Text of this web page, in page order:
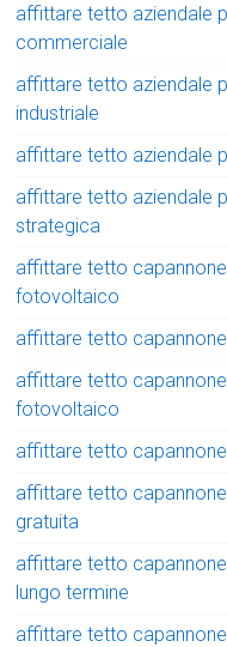
affittare tetto aziendale
commerciale
affittare tetto aziendale
industriale
affittare tetto aziendale
affittare tetto aziendale
strategica
affittare tetto
fotovoltaico
affittare tetto
affittare tetto
fotovoltaico
affittare tetto
affittare tetto
gratuita
affittare tetto
lungo termine
affittare tetto